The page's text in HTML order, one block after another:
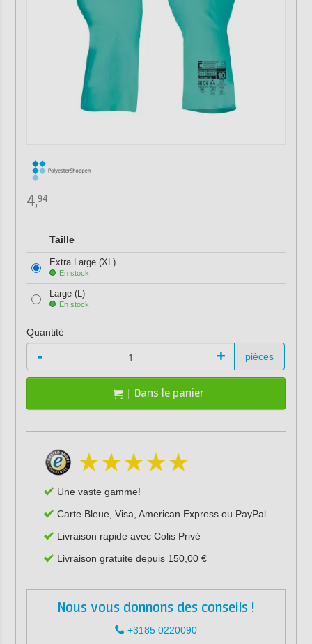
4,94
Taille
Extra Large (XL)
En stock
Large (L)
En stock
Quantité
- + pièces
Dans le panier
Une vaste gamme!
Carte Bleue, Visa, American Express ou PayPal
Livraison rapide avec Colis Privé
Livraison gratuite depuis 150,00 €
Nous vous donnons des conseils !
+3185 0220090